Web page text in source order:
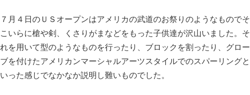
７月４日のＵＳオープンはアメリカの武道のお祭りのようなものでそ
こいらに槍や剣、くさりがまなどをもった子供達が沢山いました。そ
れを用いて型のようなものを行ったり、ブロックを割ったり、グロー
ブを付けたアメリカンマーシャルアーツスタイルでのスパーリングと
いった感じでなかなか説明し難いものでした。